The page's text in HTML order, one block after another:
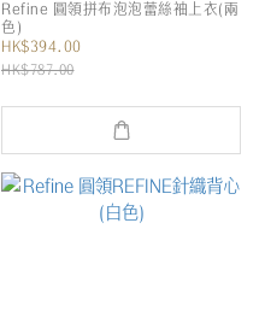
Refine 圓領拼布泡泡蕾絲袖上衣(兩
色)
HK$394.00
HK$787.00